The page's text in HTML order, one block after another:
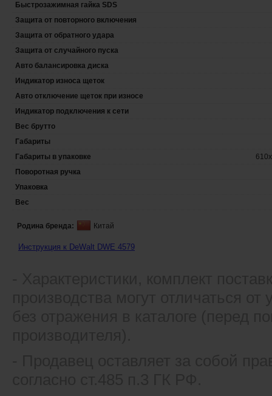
Быстрозажимная гайка SDS
Защита от повторного включения
Защита от обратного удара
Защита от случайного пуска
Авто балансировка диска
Индикатор износа щеток
Авто отключение щеток при износе
Индикатор подключения к сети
Вес брутто
Габариты
Габариты в упаковке
Поворотная ручка
Упаковка
Вес
Родина бренда: Китай
Инструкция к DeWalt DWE 4579